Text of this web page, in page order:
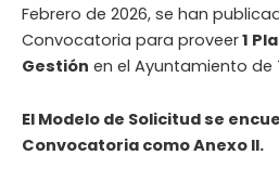
Febrero de 2026, se han
Convocatoria para proveer1
Gestión en el Ayuntamiento de
El Modelo de Solicitud se
Convocatoria como Anexo II.